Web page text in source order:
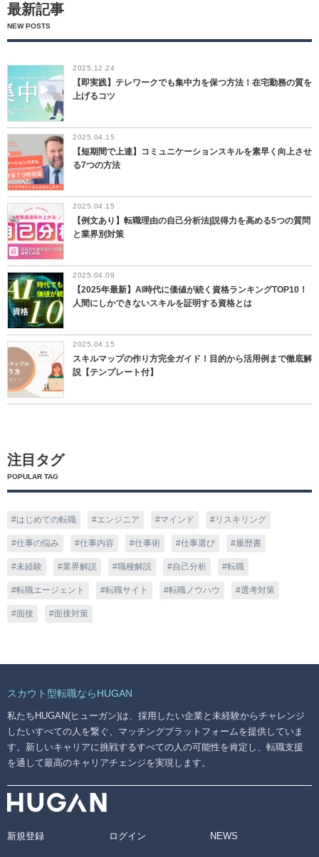
最新記事
NEW POSTS
2025.12.24
【即実践】テレワークでも集中力を保つ方法！在宅勤務の質を
上げるコツ
2025.04.15
【短期間で上達】コミュニケーションスキルを素早く向上させ
る7つの方法
2025.04.15
【例文あり】転職理由の自己分析法|説得力を高める5つの質問
と業界別対策
2025.04.09
【2025年最新】AI時代に価値が続く資格ランキングTOP10！
人間にしかできないスキルを証明する資格とは
2025.04.15
スキルマップの作り方完全ガイド！目的から活用例まで徹底解
説【テンプレート付】
注目タグ
POPULAR TAG
はじめての転職 エンジニア マインド リスキリング
仕事の悩み 仕事内容 仕事術 仕事選び 履歴書
未経験 業界解説 職種解説 自己分析 転職
転職エージェント 転職サイト 転職ノウハウ 選考対策
面接 面接対策
スカウト型転職ならHUGAN
私たちHUGAN(ヒューガン)は、採用したい企業と未経験からチャレンジ
したいすべての人を繋ぐ、マッチングプラットフォームを提供していま
す。新しいキャリアに挑戦するすべての人の可能性を肯定し、転職支援
を通して最高のキャリアチェンジを実現します。
新規登録 ログイン NEWS